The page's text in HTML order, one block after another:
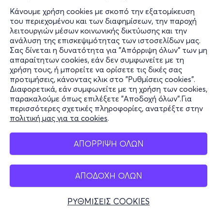
Κάνουμε χρήση cookies με σκοπό την εξατομίκευση
του περιεχομένου και των διαφημίσεων, την παροχή
λειτουργιών μέσων κοινωνικής δικτύωσης και την
ανάλυση της επισκεψιμότητας των ιστοσελίδων μας.
Σας δίνεται η δυνατότητα για "Απόρριψη όλων" των μη
απαραίτητων cookies, εάν δεν συμφωνείτε με τη
χρήση τους, ή μπορείτε να ορίσετε τις δικές σας
προτιμήσεις, κάνοντας κλικ στο "Ρυθμίσεις cookies".
Διαφορετικά, εάν συμφωνείτε με τη χρήση των cookies,
παρακαλούμε όπως επιλέξετε "Αποδοχή όλων".Για
περισσότερες σχετικές πληροφορίες, ανατρέξτε στην
πολιτική μας για τα cookies.
ΑΠΟΡΡΙΨΗ ΟΛΩΝ
ΑΠΟΔΟΧΗ ΟΛΩΝ
ΡΥΘΜΙΣΕΙΣ COOKIES